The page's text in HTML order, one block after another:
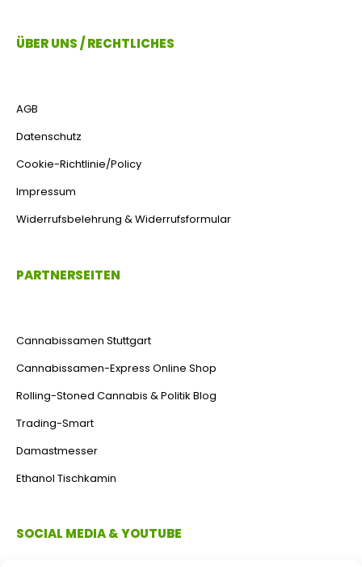
ÜBER UNS / RECHTLICHES
AGB
Datenschutz
Cookie-Richtlinie/Policy
Impressum
Widerrufsbelehrung & Widerrufsformular
PARTNERSEITEN
Cannabissamen Stuttgart
Cannabissamen-Express Online Shop
Rolling-Stoned Cannabis & Politik Blog
Trading-Smart
Damastmesser
Ethanol Tischkamin
SOCIAL MEDIA & YOUTUBE